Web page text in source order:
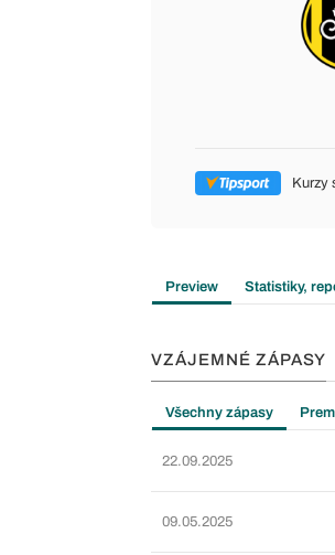
Kurzy
Preview Statistiky,
VZÁJEMNÉ ZÁPASY
Všechny zápasy
22.09.2025
09.05.2025